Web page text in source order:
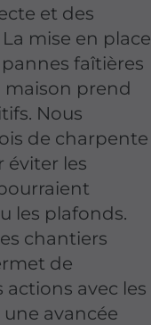
et des
mise en place
faîtières
maison prend
Nous
de charpente
éviter les
les plafonds.
chantiers
de
avec les
avancée